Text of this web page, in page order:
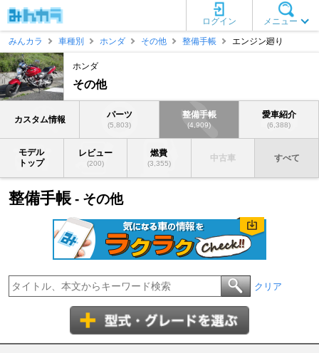
メニュー
ログイン
みんカラ
車種別 ホンダ その他 整備手帳 エンジン廻り
ホンダ
その他
カスタム情報 パーツ
(5,803)
整備手帳
(4,909)
愛車紹介
(6,388)
モデル
トップ
レビュー
(200)
燃費
(3,355)
中古車 すべて
整備手帳 - その他
クリア